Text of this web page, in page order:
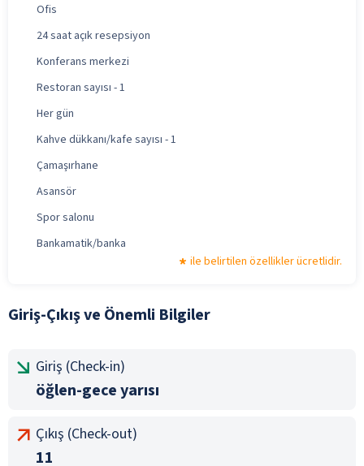
Ofis
24 saat açık resepsiyon
Konferans merkezi
Restoran sayısı - 1
Her gün
Kahve dükkanı/kafe sayısı - 1
Çamaşırhane
Asansör
Spor salonu
Bankamatik/banka
ile belirtilen özellikler ücretlidir.
Giriş-Çıkış ve Önemli Bilgiler
Giriş (Check-in)
öğlen-gece yarısı
Çıkış (Check-out)
11